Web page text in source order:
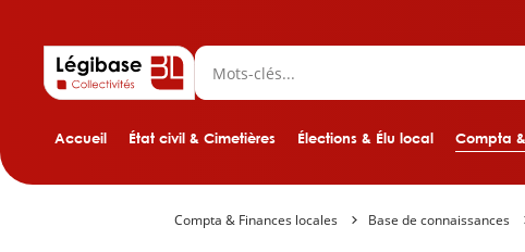
Accueil État civil & Cimetières Élections & Élu local Compta
Compta & Finances locales Base de connaissances